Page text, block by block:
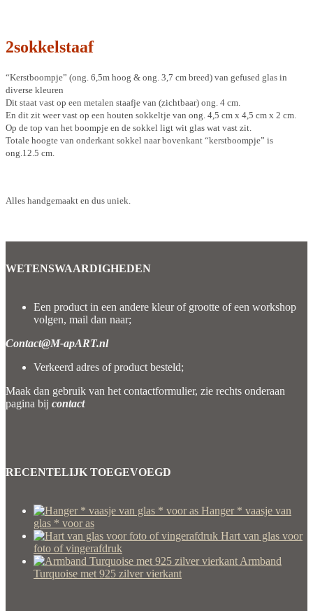
2sokkelstaaf
“Kerstboompje” (ong. 6,5m hoog & ong. 3,7 cm breed) van gefused glas in
diverse kleuren
Dit staat vast op een metalen staafje van (zichtbaar) ong. 4 cm.
En dit zit weer vast op een houten sokkeltje van ong. 4,5 cm x 4,5 cm x 2 cm.
Op de top van het boompje en de sokkel ligt wit glas wat vast zit.
Totale hoogte van onderkant sokkel naar bovenkant “kerstboompje” is
ong.12.5 cm.
Alles handgemaakt en dus uniek.
WETENSWAARDIGHEDEN
Een product in een andere kleur of grootte of een workshop
volgen, mail dan naar;
Contact@M-apART.nl
Verkeerd adres of product besteld;
Maak dan gebruik van het contactformulier, zie rechts onderaan
pagina bij contact
RECENTELIJK TOEGEVOEGD
Hanger * vaasje van
glas * voor as
Hart van glas voor
foto of vingerafdruk
Armband
Turquoise met 925 zilver vierkant